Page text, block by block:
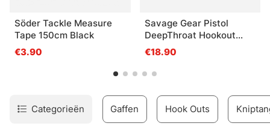
Söder Tackle Measure
Tape 150cm Black
€3.90
Savage Gear Pistol
DeepThroat Hookout
22.5cm
€18.90
Categorieën Gaffen Hook Outs